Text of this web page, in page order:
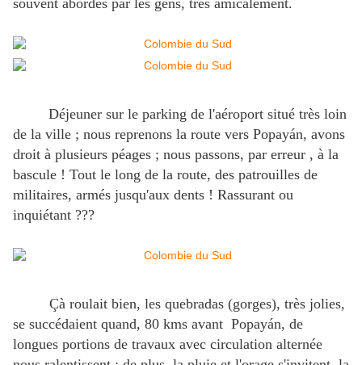
souvent abordés par les gens, très amicalement.
Déjeuner sur le parking de l'aéroport situé très loin
de la ville ; nous reprenons la route vers Popayán, avons
droit à plusieurs péages ; nous passons, par erreur , à la
bascule ! Tout le long de la route, des patrouilles de
militaires, armés jusqu'aux dents ! Rassurant ou
inquiétant ???
Çà roulait bien, les quebradas (gorges), très jolies,
se succédaient quand, 80 kms avant Popayán, de
longues portions de travaux avec circulation alternée